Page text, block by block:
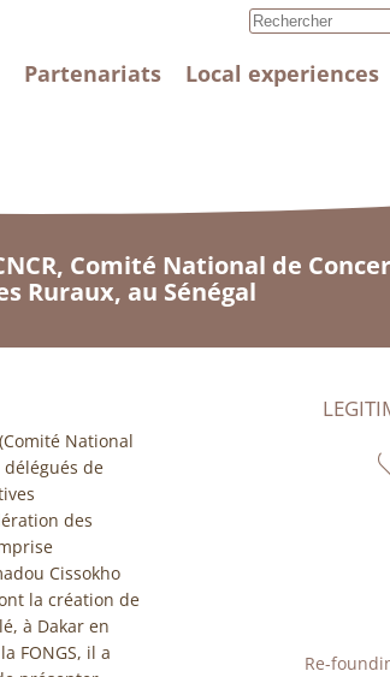
Partenariats Local experiences
Comité National de
Ruraux, au Sénégal
National
de
des
Cissokho
la création de
à Dakar en
FONGS, il a
Re-